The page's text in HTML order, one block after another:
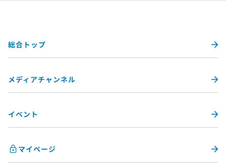
総合トップ
メディアチャンネル
イベント
マイページ